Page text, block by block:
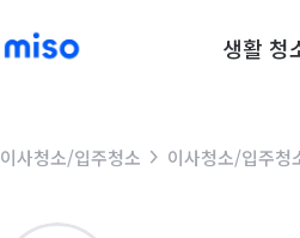
생활 청
이사청소/입주청소 이사청소/입주청